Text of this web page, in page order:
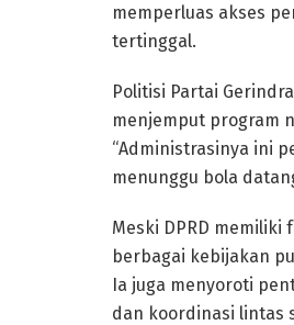
memperluas akses
tertinggal.
Politisi Partai
menjemput program
“Administrasinya ini
menunggu bola
Meski DPRD
berbagai kebijakan
Ia juga menyoroti
dan koordinasi lintas